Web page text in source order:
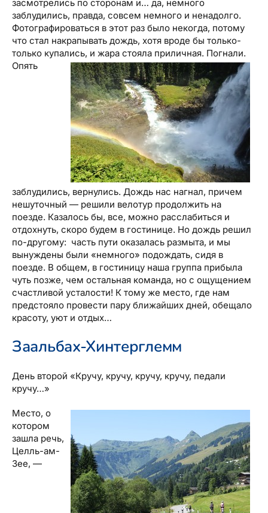
засмотрелись по сторонам и… да, немного
заблудились, правда, совсем немного и ненадолго.
Фотографироваться в этот раз было некогда, потому
что стал накрапывать дождь, хотя вроде бы только-
только купались, и жара стояла приличная. Погнали.
Опять
заблудились, вернулись. Дождь нас нагнал, причем
нешуточный — решили велотур продолжить на
поезде. Казалось бы, все, можно расслабиться и
отдохнуть, скоро будем в гостинице. Но дождь решил
по-другому: часть пути оказалась размыта, и мы
вынуждены были «немного» подождать, сидя в
поезде. В общем, в гостиницу наша группа прибыла
чуть позже, чем остальная команда, но с ощущением
счастливой усталости! К тому же место, где нам
предстояло провести пару ближайших дней, обещало
красоту, уют и отдых…
Заальбах-Хинтерглемм
День второй «Кручу, кручу, кручу, кручу, педали
кручу…»
Место, о
котором
зашла речь,
Целль-ам-
Зее, —